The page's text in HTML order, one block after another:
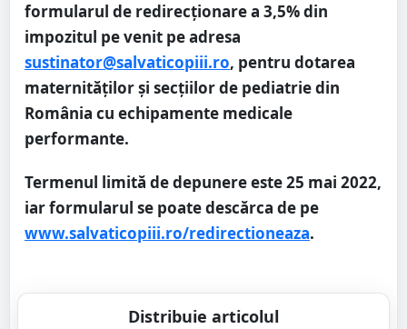
formularul de redirecţionare a 3,5% din
impozitul pe venit pe adresa
sustinator@salvaticopiii.ro, pentru dotarea
maternităților și secțiilor de pediatrie din
România cu echipamente medicale
performante.
Termenul limită de depunere este 25 mai 2022,
iar formularul se poate descărca de pe
www.salvaticopiii.ro/redirectioneaza.
Distribuie articolul